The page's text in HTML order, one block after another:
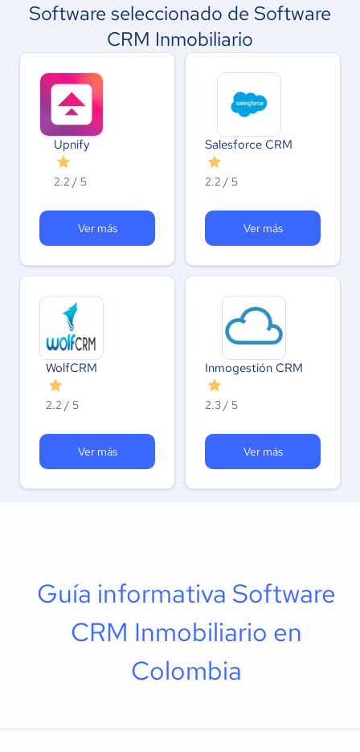
Software seleccionado de Software
CRM Inmobiliario
Upnify
2.2 / 5
Ver más
Salesforce CRM
2.2 / 5
Ver más
WolfCRM
2.2 / 5
Ver más
Inmogestión CRM
2.3 / 5
Ver más
Guía informativa Software
CRM Inmobiliario en
Colombia